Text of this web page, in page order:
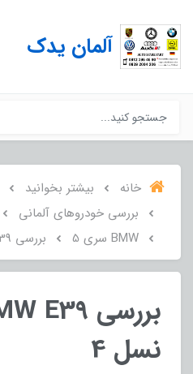
آلمان یدک
خانه بیشتر بخوانید
بررسی خودروهای آلمانی
BMW سری 5
بررسی BMW E39 سری 5 نسل 4
نسل 4